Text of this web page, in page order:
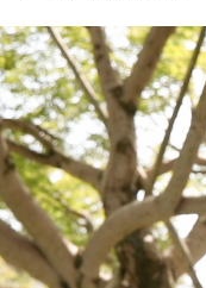
社員インタビュー
5分でわかる豊昇
よくあるご質問
お知らせ
新卒募集要項
新卒採用エントリー
店舗情報
社会貢献活動
育成プログラム
採用ブログ